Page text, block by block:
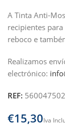
A Tinta Anti-
recipientes
reboco e
Realizamos
electrónico:
REF:
€